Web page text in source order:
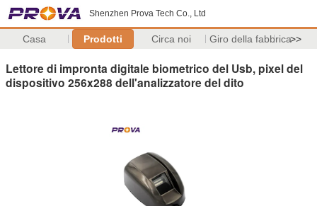
Shenzhen Prova Tech Co., Ltd
Casa Prodotti Circa noi Giro della fabbrica>>
Lettore di impronta digitale biometrico del Usb, pixel del
dispositivo 256x288 dell'analizzatore del dito